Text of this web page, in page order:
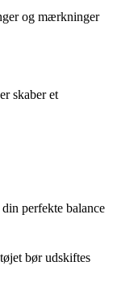
og mærkninger
skaber et
perfekte balance
bør udskiftes